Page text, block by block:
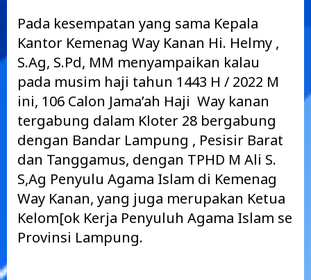
Pada kesempatan yang sama Kepala
Kantor Kemenag Way Kanan Hi. Helmy ,
S.Ag, S.Pd, MM menyampaikan kalau
pada musim haji tahun 1443 H / 2022 M
ini, 106 Calon Jama’ah Haji Way kanan
tergabung dalam Kloter 28 bergabung
dengan Bandar Lampung , Pesisir Barat
dan Tanggamus, dengan TPHD M Ali S.
S,Ag Penyulu Agama Islam di Kemenag
Way Kanan, yang juga merupakan Ketua
Kelom[ok Kerja Penyuluh Agama Islam se
Provinsi Lampung.